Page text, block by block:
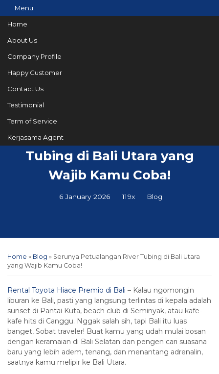
Menu
Home
About Us
Company Profile
Happy Customer
Contact Us
Testimonial
Term of Service
Kerjasama Agent
Serunya Petualangan River
Tubing di Bali Utara yang
Wajib Kamu Coba!
6 January 2026 119x Blog
Home » Blog » Serunya Petualangan River Tubing di Bali Utara
yang Wajib Kamu Coba!
Rental Toyota Hiace Premio di Bali – Kalau ngomongin
liburan ke Bali, pasti yang langsung terlintas di kepala adalah
sunset di Pantai Kuta, beach club di Seminyak, atau kafe-
kafe hits di Canggu. Nggak salah sih, tapi Bali itu luas
banget, Sobat traveler! Buat kamu yang udah mulai bosan
dengan keramaian di Bali Selatan dan pengen cari suasana
baru yang lebih adem, tenang, dan menantang adrenalin,
saatnya kamu melipir ke Bali Utara.